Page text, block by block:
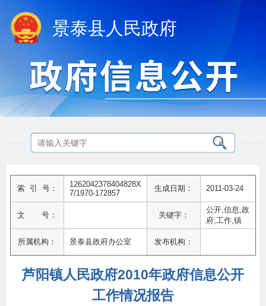
景泰县人民政府
索 引 号：
1262042378404828X
7/1970-172857
生成日期： 2011-03-24
文 号： 关键字：
公开,信息,政
府,工作,镇
所属机构： 景泰县政府办公室 发布机构：
芦阳镇人民政府2010年政府信息公开
工作情况报告